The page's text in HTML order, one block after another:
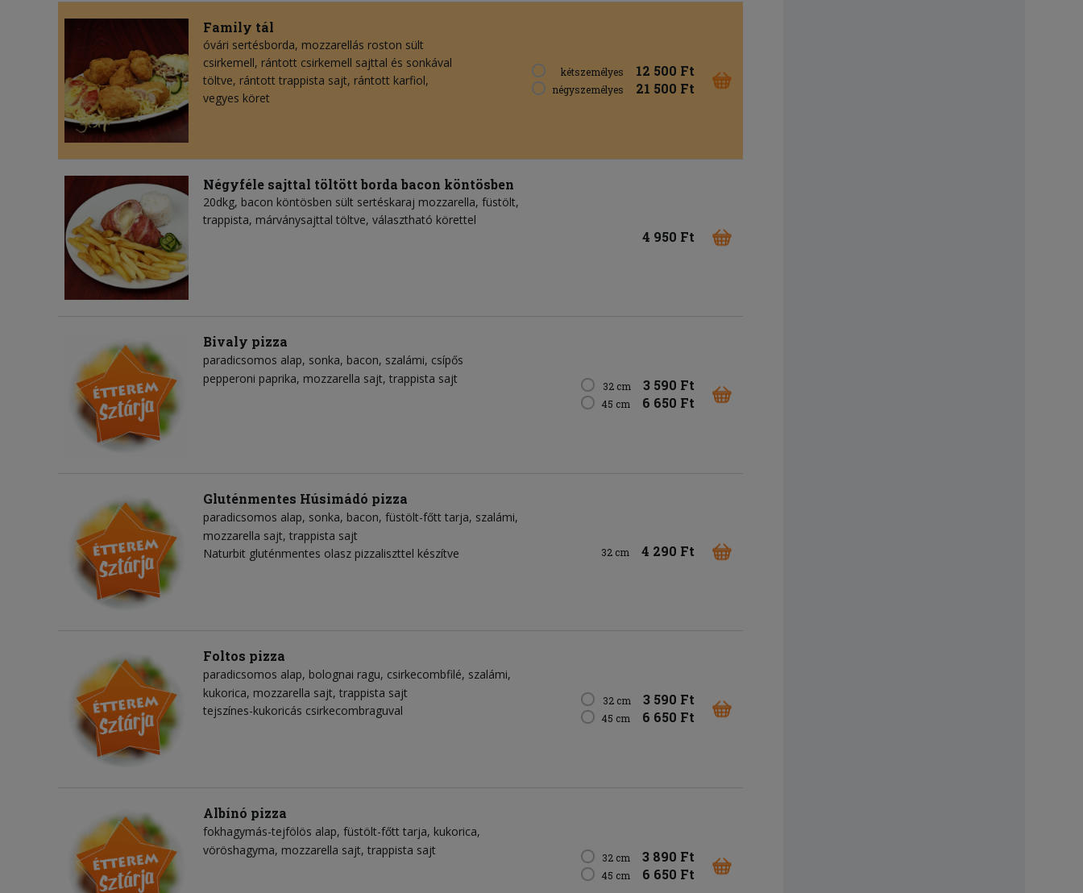
Family tál
óvári sertésborda, mozzarellás roston sült
csirkemell, rántott csirkemell sajttal és sonkával
töltve, rántott trappista sajt, rántott karfiol,
vegyes köret
kétszemélyes 12 500 Ft
négyszemélyes 21 500 Ft
Négyféle sajttal töltött borda bacon köntösben
20dkg, bacon köntösben sült sertéskaraj mozzarella, füstölt,
trappista, márványsajttal töltve, választható körettel
4 950 Ft
Bivaly pizza
paradicsomos alap sonka bacon szalámi csípős
pepperoni paprika mozzarella sajt trappista sajt 32 cm 3 590 Ft
45 cm 6 650 Ft
Gluténmentes Húsimádó pizza
paradicsomos alap sonka bacon füstölt-főtt tarja szalámi
mozzarella sajt trappista sajt
Naturbit gluténmentes olasz pizzaliszttel készítve
32 cm 4 290 Ft
Foltos pizza
paradicsomos alap bolognai ragu csirkecombfilé szalámi
kukorica mozzarella sajt trappista sajt
tejszínes-kukoricás csirkecombraguval
32 cm 3 590 Ft
45 cm 6 650 Ft
Albínó pizza
fokhagymás-tejfölös alap füstölt-főtt tarja kukorica
vöröshagyma mozzarella sajt trappista sajt 32 cm 3 890 Ft
45 cm 6 650 Ft